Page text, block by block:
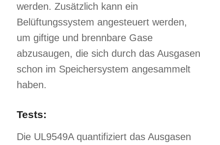
werden. Zusätzlich kann ein
Belüftungssystem angesteuert werden,
um giftige und brennbare Gase
abzusaugen, die sich durch das Ausgasen
schon im Speichersystem angesammelt
haben.
Tests:
Die UL9549A quantifiziert das Ausgasen